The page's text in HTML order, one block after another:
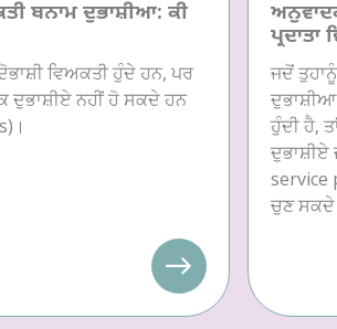
ਬਨਾਮ ਦੁਭਾਸ਼ੀਆ: ਕੀ
ਵਿਅਕਤੀ ਹੁੰਦੇ ਹਨ, ਪਰ
ਦੁਭਾਸ਼ੀਏ ਨਹੀਂ ਹੋ ਸਕਦੇ ਹਨ
ਜਦੋਂ
ਹੁੰਦੀ ਹੈ,
ਦੁਭਾਸ਼ੀਏ
service
ਚੁਣ